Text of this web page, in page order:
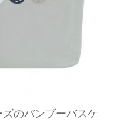
のバンブーバスケ